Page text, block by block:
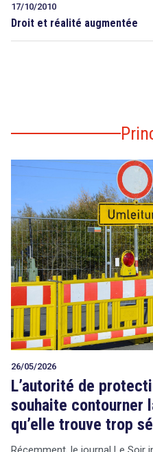
17/10/2010
Droit et réalité augmentée
26/05/2026
L’autorité de
souhaite contourner
qu’elle trouve trop